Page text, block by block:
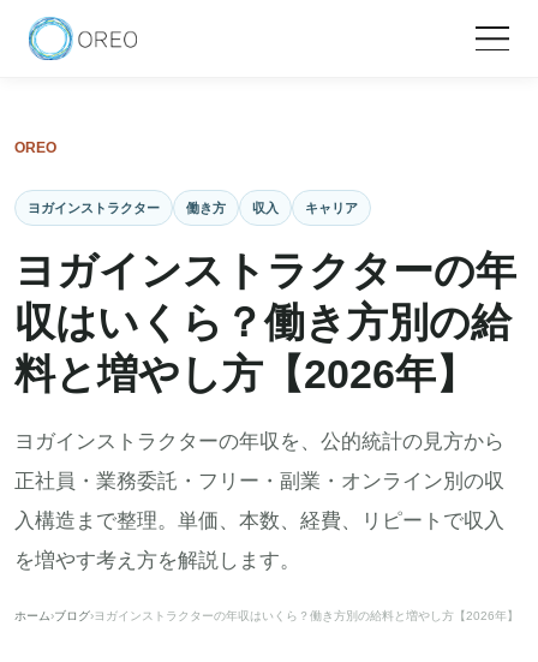
OREO
ヨガインストラクター 働き方 収入 キャリア
ヨガインストラクターの年
収はいくら？働き方別の給
料と増やし方【2026年】
ヨガインストラクターの年収を、公的統計の見方から
正社員・業務委託・フリー・副業・オンライン別の収
入構造まで整理。単価、本数、経費、リピートで収入
を増やす考え方を解説します。
ホーム›ブログ›ヨガインストラクターの年収はいくら？働き方別の給料と増やし方【2026年】